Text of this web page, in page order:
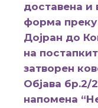
доставена и
форма
Дојран до
на
затворен
Објава бр.2/
напомена “Н